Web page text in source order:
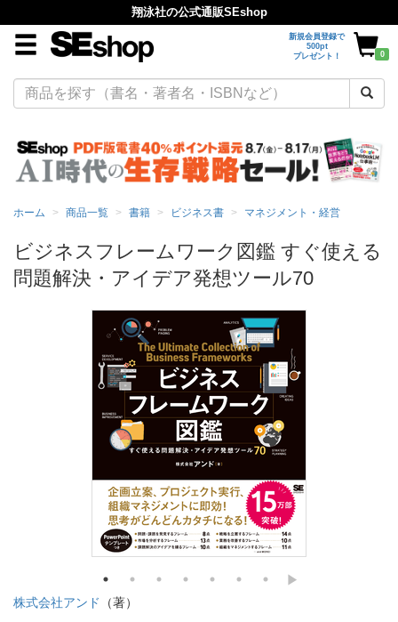
翔泳社の公式通販SEshop
新規会員登録で
500pt
プレゼント！
0
ホーム 商品一覧 書籍 ビジネス書 マネジメント・経営
ビジネスフレームワーク図鑑 すぐ使える
問題解決・アイデア発想ツール70
株式会社アンド
（著）